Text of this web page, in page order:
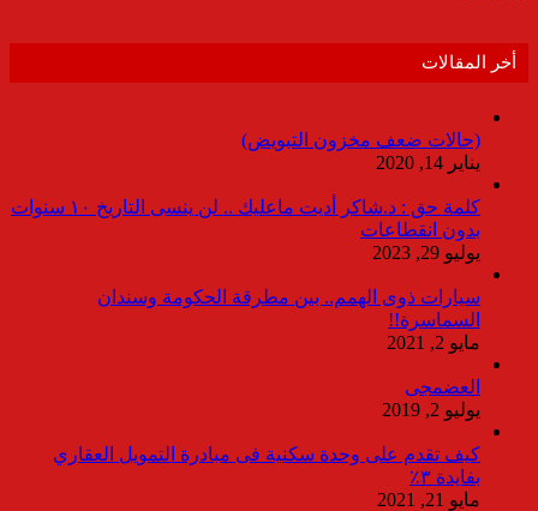
أخر المقالات
(حالات ضعف مخزون التبويض)
يناير 14, 2020
كلمة حق : د.شاكر أديت ماعليك .. لن ينسى التاريخ ١٠ سنوات
بدون انقطاعات
يوليو 29, 2023
سيارات ذوى الهمم.. بين مطرقة الحكومة وسندان
السماسرة!!
مايو 2, 2021
العضمجى
يوليو 2, 2019
كيف تقدم على وحدة سكنية فى مبادرة التمويل العقاري
بفايدة ٣٪
مايو 21, 2021